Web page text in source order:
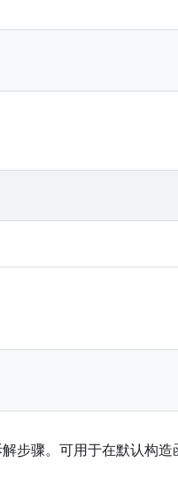
步骤。可用于在默认构